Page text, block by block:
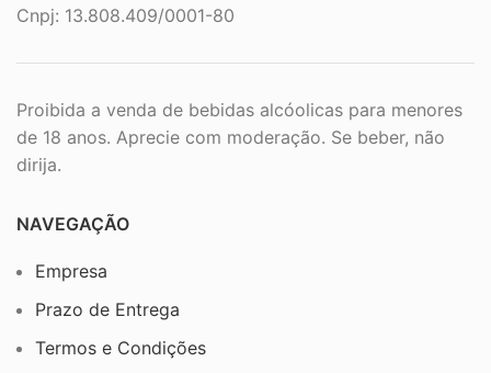
Cnpj: 13.808.409/0001-80
Proibida a venda de bebidas alcóolicas para menores
de 18 anos. Aprecie com moderação. Se beber, não
dirija.
NAVEGAÇÃO
Empresa
Prazo de Entrega
Termos e Condições